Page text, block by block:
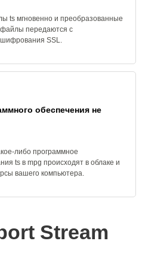
ts мгновенно и преобразованные
передаются с
шифрования SSL.
обеспечения не
либо программное
ts в mpg происходят в облаке и
вашего компьютера.
Stream